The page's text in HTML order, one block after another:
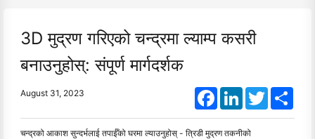
3D मुद्रण गरिएको चन्द्रमा ल्याम्प कसरी
बनाउनुहोस्: संपूर्ण मार्गदर्शक
August 31, 2023 FacebookLinkedInTwitter
चन्द्रको आकाश सुन्दर्भलाई तपाईँको घरमा ल्याउनुहोस् - त्रिडी मुद्रण तकनीको